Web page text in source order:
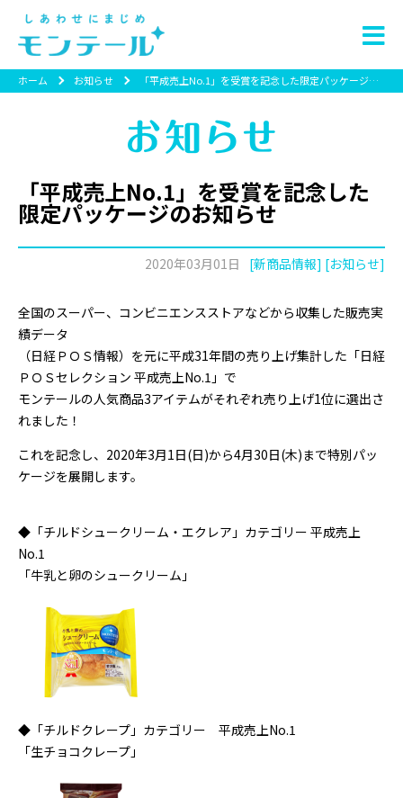
ホーム お知らせ 「平成売上No.1」を受賞を記念した限定パッケージのお知らせ
「平成売上No.1」を受賞を記念した
限定パッケージのお知らせ
2020年03月01日 [新商品情報] [お知らせ]
全国のスーパー、コンビニエンスストアなどから収集した販売実
績データ
（日経ＰＯＳ情報）を元に平成31年間の売り上げ集計した「日経
ＰＯＳセレクション 平成売上No.1」で
モンテールの人気商品3アイテムがそれぞれ売り上げ1位に選出さ
れました！
これを記念し、2020年3月1日(日)から4月30日(木)まで特別パッ
ケージを展開します。
◆「チルドシュークリーム・エクレア」カテゴリー 平成売上
No.1
「牛乳と卵のシュークリーム」
◆「チルドクレープ」カテゴリー 平成売上No.1
「生チョコクレープ」